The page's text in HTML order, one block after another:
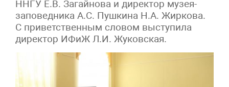
ННГУ Е.В. Загайнова и директор музея-
заповедника А.С. Пушкина Н.А. Жиркова.
С приветственным словом выступила
директор ИФиЖ Л.И. Жуковская.